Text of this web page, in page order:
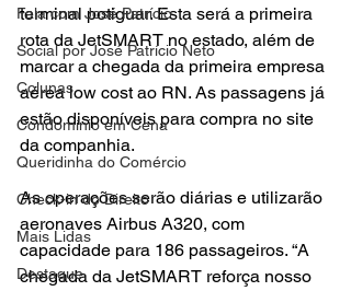
Fala com José Patrício
Social por José Patrício Neto
Colunas
Condomínio em Cena
Queridinha do Comércio
Check-in do Direito
Mais Lidas
Destaque
terminal potiguar. Esta será a primeira
rota da JetSMART no estado, além de
marcar a chegada da primeira empresa
aérea low cost ao RN. As passagens já
estão disponíveis para compra no site
da companhia.
As operações serão diárias e utilizarão
aeronaves Airbus A320, com
capacidade para 186 passageiros. “A
chegada da JetSMART reforça nosso